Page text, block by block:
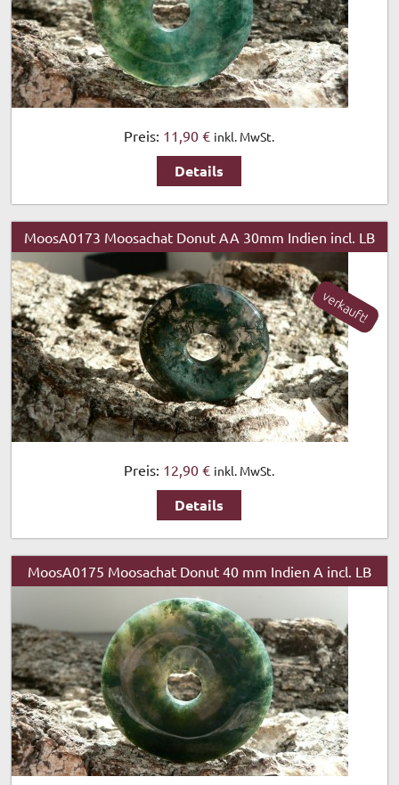
Preis: 11,90 € inkl. MwSt.
Details
MoosA0173 Moosachat Donut AA 30mm Indien incl. LB
Preis: 12,90 € inkl. MwSt.
Details
verkauft!
MoosA0175 Moosachat Donut 40 mm Indien A incl. LB